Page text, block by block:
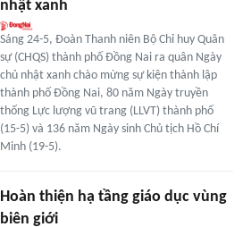
nhật xanh
Sáng 24-5, Đoàn Thanh niên Bộ Chỉ huy Quân
sự (CHQS) thành phố Đồng Nai ra quân Ngày
chủ nhật xanh chào mừng sự kiện thành lập
thành phố Đồng Nai, 80 năm Ngày truyền
thống Lực lượng vũ trang (LLVT) thành phố
(15-5) và 136 năm Ngày sinh Chủ tịch Hồ Chí
Minh (19-5).
Hoàn thiện hạ tầng giáo dục vùng
biên giới